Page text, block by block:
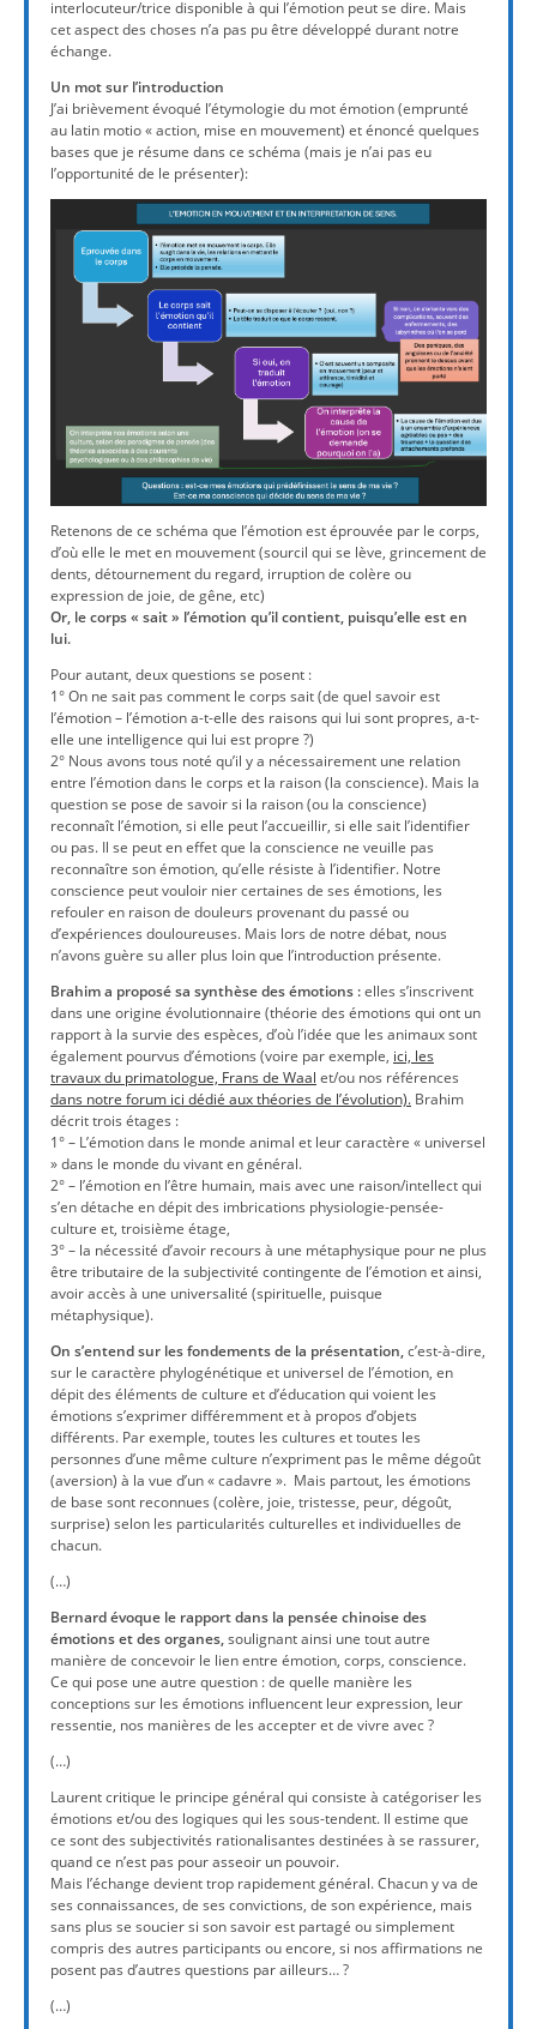
interlocuteur/trice disponible à qui l’émotion peut se dire. Mais
cet aspect des choses n’a pas pu être développé durant notre
échange.
Un mot sur l’introduction
J’ai brièvement évoqué l’étymologie du mot émotion (emprunté
au latin motio « action, mise en mouvement) et énoncé quelques
bases que je résume dans ce schéma (mais je n’ai pas eu
l’opportunité de le présenter):
Retenons de ce schéma que l’émotion est éprouvée par le corps,
d’où elle le met en mouvement (sourcil qui se lève, grincement de
dents, détournement du regard, irruption de colère ou
expression de joie, de gêne, etc)
Or, le corps « sait » l’émotion qu’il contient, puisqu’elle est en
lui.
Pour autant, deux questions se posent :
1° On ne sait pas comment le corps sait (de quel savoir est
l’émotion – l’émotion a-t-elle des raisons qui lui sont propres, a-t-
elle une intelligence qui lui est propre ?)
2° Nous avons tous noté qu’il y a nécessairement une relation
entre l’émotion dans le corps et la raison (la conscience). Mais la
question se pose de savoir si la raison (ou la conscience)
reconnaît l’émotion, si elle peut l’accueillir, si elle sait l’identifier
ou pas. Il se peut en effet que la conscience ne veuille pas
reconnaître son émotion, qu’elle résiste à l’identifier. Notre
conscience peut vouloir nier certaines de ses émotions, les
refouler en raison de douleurs provenant du passé ou
d’expériences douloureuses. Mais lors de notre débat, nous
n’avons guère su aller plus loin que l’introduction présente.
Brahim a proposé sa synthèse des émotions :elles s’inscrivent
dans une origine évolutionnaire (théorie des émotions qui ont un
rapport à la survie des espèces, d’où l’idée que les animaux sont
également pourvus d’émotions (voire par exemple, ici, les
travaux du primatologue, Frans de Waal et/ou nos références
dans notre forum ici dédié aux théories de l’évolution). Brahim
décrit trois étages :
1° – L’émotion dans le monde animal et leur caractère « universel
» dans le monde du vivant en général.
2° – l’émotion en l’être humain, mais avec une raison/intellect qui
s’en détache en dépit des imbrications physiologie-pensée-
culture et, troisième étage,
3° – la nécessité d’avoir recours à une métaphysique pour ne plus
être tributaire de la subjectivité contingente de l’émotion et ainsi,
avoir accès à une universalité (spirituelle, puisque
métaphysique).
On s’entend sur les fondements de la présentation,c’est-à-dire,
sur le caractère phylogénétique et universel de l’émotion, en
dépit des éléments de culture et d’éducation qui voient les
émotions s’exprimer différemment et à propos d’objets
différents. Par exemple, toutes les cultures et toutes les
personnes d’une même culture n’expriment pas le même dégoût
(aversion) à la vue d’un « cadavre ». Mais partout, les émotions
de base sont reconnues (colère, joie, tristesse, peur, dégoût,
surprise) selon les particularités culturelles et individuelles de
chacun.
(…)
Bernard évoque le rapport dans la pensée chinoise des
émotions et des organes,soulignant ainsi une tout autre
manière de concevoir le lien entre émotion, corps, conscience.
Ce qui pose une autre question : de quelle manière les
conceptions sur les émotions influencent leur expression, leur
ressentie, nos manières de les accepter et de vivre avec ?
(…)
Laurent critique le principe général qui consiste à catégoriser les
émotions et/ou des logiques qui les sous-tendent. Il estime que
ce sont des subjectivités rationalisantes destinées à se rassurer,
quand ce n’est pas pour asseoir un pouvoir.
Mais l’échange devient trop rapidement général. Chacun y va de
ses connaissances, de ses convictions, de son expérience, mais
sans plus se soucier si son savoir est partagé ou simplement
compris des autres participants ou encore, si nos affirmations ne
posent pas d’autres questions par ailleurs… ?
(…)